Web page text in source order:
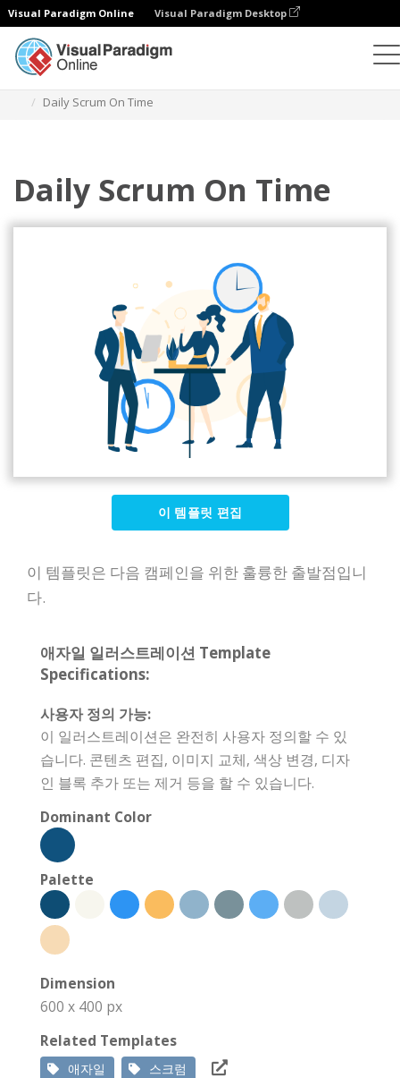
Visual Paradigm Online Visual Paradigm Desktop
Daily Scrum On Time
Daily Scrum On Time
이 템플릿 편집
이 템플릿은 다음 캠페인을 위한 훌륭한 출발점입니
다.
애자일 일러스트레이션 Template
Specifications:
사용자 정의 가능:
이 일러스트레이션은 완전히 사용자 정의할 수 있
습니다. 콘텐츠 편집, 이미지 교체, 색상 변경, 디자
인 블록 추가 또는 제거 등을 할 수 있습니다.
Dominant Color
Palette
Dimension
600 x 400 px
Related Templates
애자일 스크럼